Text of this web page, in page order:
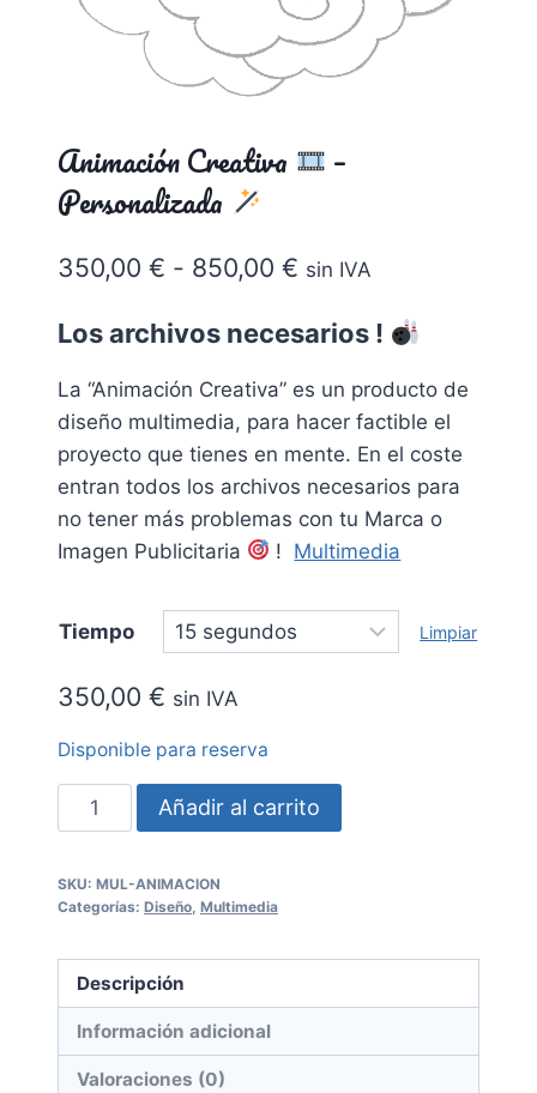
Animación Creativa
–
Personalizada
350,00 € - 850,00 € Rango
precios:
desde
350,00 €
hasta
850,00 €
sin IVA
Los archivos necesarios !
La “Animación Creativa” es un producto de
diseño multimedia, para hacer factible el
proyecto que tienes en mente. En el coste
entran todos los archivos necesarios para
no tener más problemas con tu Marca o
Imagen Publicitaria
! Multimedia
Tiempo Limpiar
350,00 € sin IVA
Disponible para reserva
Animación
Creativa
-
cantidad
Añadir al carrito
SKU: MUL-ANIMACION
Categorías: Diseño Multimedia
Descripción
Información adicional
Valoraciones (0)